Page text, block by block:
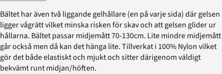
Bältet har även två liggande gelhållare (en på varje sida) där gelsen
ligger vågrätt vilket minska risken för skav och att gelsen glider ur
hållarna. Bältet passar midjemått 70-130cm. Lite mindre midjemått
går också men då kan det hänga lite. Tillverkat i 100% Nylon vilket
gör det både elastiskt och mjukt och sitter därigenom väldigt
bekvämt runt midjan/höften.